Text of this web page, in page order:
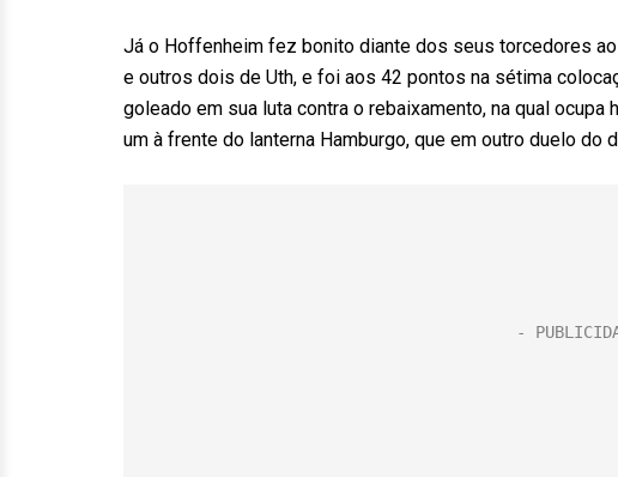
Já o Hoffenheim fez bonito diante dos seus torcedores
e outros dois de Uth, e foi aos 42 pontos na sétima
goleado em sua luta contra o rebaixamento, na qual
um à frente do lanterna Hamburgo, que em outro duelo do